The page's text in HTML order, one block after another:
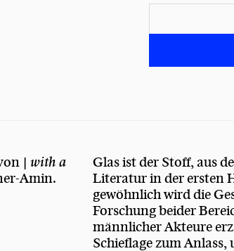
| with a
Amin.
Glas ist der Stoff, aus
Literatur in der ersten
gewöhnlich wird die
Forschung beider
männlicher Akteure
Schieflage zum